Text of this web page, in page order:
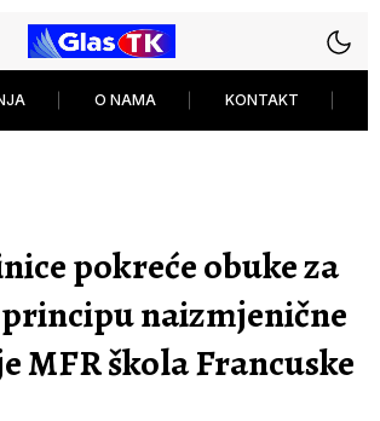
O NAMA KONTAKT
pokreće obuke za
naizmjenične
MFR škola Francuske